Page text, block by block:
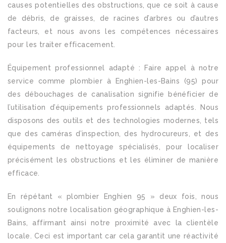
causes potentielles des obstructions, que ce soit à cause
de débris, de graisses, de racines d’arbres ou d’autres
facteurs, et nous avons les compétences nécessaires
pour les traiter efficacement.
Équipement professionnel adapté : Faire appel à notre
service comme plombier à Enghien-les-Bains (95) pour
des débouchages de canalisation signifie bénéficier de
l’utilisation d’équipements professionnels adaptés. Nous
disposons des outils et des technologies modernes, tels
que des caméras d’inspection, des hydrocureurs, et des
équipements de nettoyage spécialisés, pour localiser
précisément les obstructions et les éliminer de manière
efficace.
En répétant « plombier Enghien 95 » deux fois, nous
soulignons notre localisation géographique à Enghien-les-
Bains, affirmant ainsi notre proximité avec la clientèle
locale. Ceci est important car cela garantit une réactivité